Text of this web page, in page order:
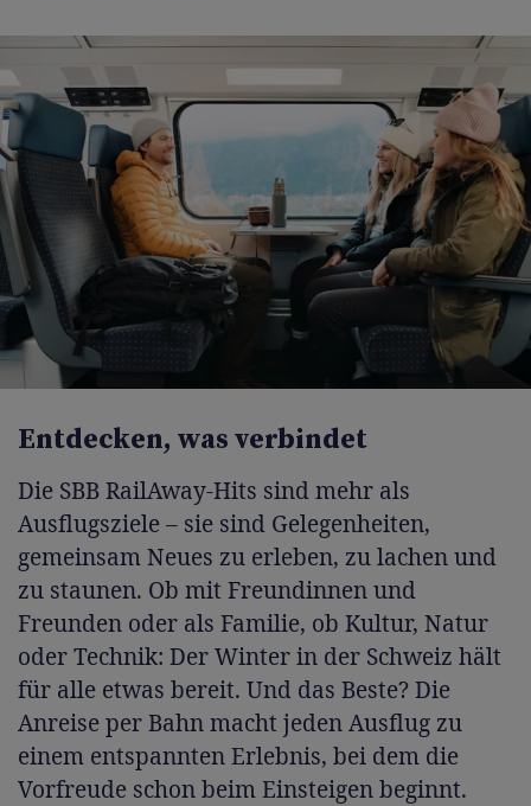
Entdecken, was verbindet
Die SBB RailAway-Hits sind mehr als
Ausflugsziele – sie sind Gelegenheiten,
gemeinsam Neues zu erleben, zu lachen und
zu staunen. Ob mit Freundinnen und
Freunden oder als Familie, ob Kultur, Natur
oder Technik: Der Winter in der Schweiz hält
für alle etwas bereit. Und das Beste? Die
Anreise per Bahn macht jeden Ausflug zu
einem entspannten Erlebnis, bei dem die
Vorfreude schon beim Einsteigen beginnt.